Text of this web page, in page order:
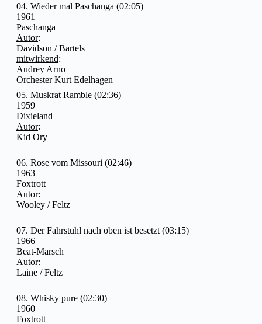
04. Wieder mal Paschanga (02:05)
1961
Paschanga
Autor:
Davidson / Bartels
mitwirkend:
Audrey Arno
Orchester Kurt Edelhagen
05. Muskrat Ramble (02:36)
1959
Dixieland
Autor:
Kid Ory
06. Rose vom Missouri (02:46)
1963
Foxtrott
Autor:
Wooley / Feltz
07. Der Fahrstuhl nach oben ist besetzt (03:15)
1966
Beat-Marsch
Autor:
Laine / Feltz
08. Whisky pure (02:30)
1960
Foxtrott